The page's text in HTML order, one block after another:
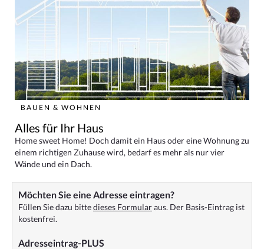
BAUEN & WOHNEN
Alles für Ihr Haus
Home sweet Home! Doch damit ein Haus oder eine Wohnung zu
einem richtigen Zuhause wird, bedarf es mehr als nur vier
Wände und ein Dach.
Möchten Sie eine Adresse eintragen?
Füllen Sie dazu bittedieses Formularaus. Der Basis-Eintrag ist
kostenfrei.
Adresseintrag-PLUS